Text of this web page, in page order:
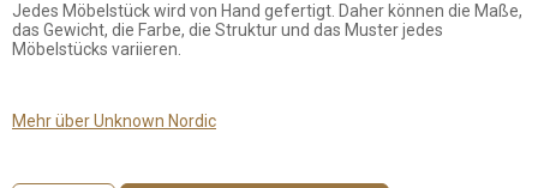
Jedes Möbelstück wird von Hand gefertigt. Daher können die Maße,
das Gewicht, die Farbe, die Struktur und das Muster jedes
Möbelstücks variieren.
Mehr über Unknown Nordic